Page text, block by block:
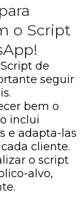
o Script
de
seguir
bem o
inclui
e adapta-las
cliente.
o script
alvo,